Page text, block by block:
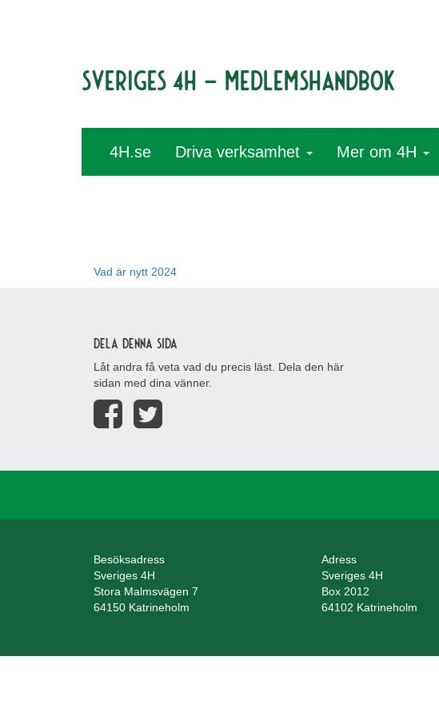
Sveriges 4H – medlemshandbok
4H.se Driva verksamhet Mer om 4H
Vad är nytt 2024
Dela denna sida
Låt andra få veta vad du precis läst. Dela den här
sidan med dina vänner.
Besöksadress
Sveriges 4H
Stora Malmsvägen 7
64150 Katrineholm
Adress
Sveriges 4H
Box 2012
64102 Katrineholm